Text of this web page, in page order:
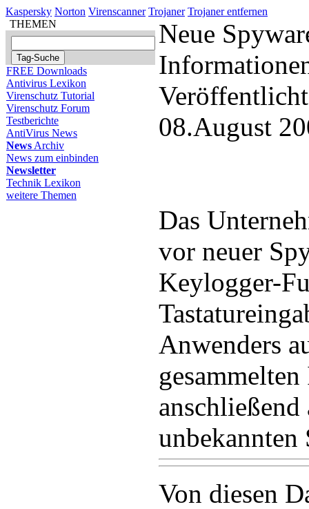
Kaspersky Norton Virenscanner Trojaner Trojaner entfernen
THEMEN
FREE Downloads
Antivirus Lexikon
Virenschutz Tutorial
Virenschutz Forum
Testberichte
AntiVirus News
News Archiv
News zum einbinden
Newsletter
Technik Lexikon
weitere Themen
Neue
08.August
Das
vor neuer
Keylogger-
Anwenders
anschließend
unbekannten
Von diesen